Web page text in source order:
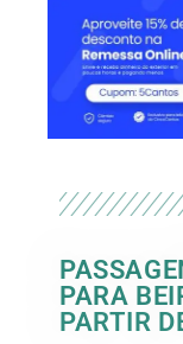
PARA
PARTIR